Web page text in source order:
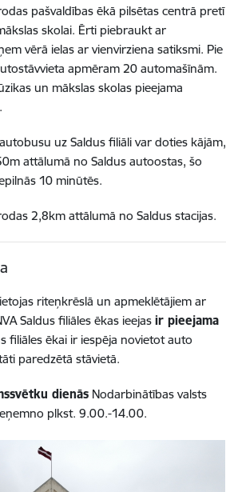
pašvaldības ēkā pilsētas centrā pretī
skolai. Ērti piebraukt ar
vērā ielas ar vienvirziena satiksmi. Pie
apmēram 20 automašīnām.
un mākslas skolas pieejama
uz Saldus filiāli var doties kājām,
attālumā no Saldus autoostas, šo
10 minūtēs.
2,8km attālumā no Saldus stacijas.
riteņkrēslā un apmeklētājiem ar
Saldus filiāles ēkas ieejas ir pieejama
filiāles ēkai ir iespēja novietot auto
paredzētā stāvietā.
dienās Nodarbinātības valsts
plkst. 9.00.-14.00.